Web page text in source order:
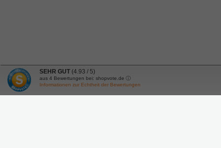
SEHR GUT (4.93 / 5)
aus 4 Bewertungen bei: shopvote.de ⓘ
Informationen zur Echtheit der Bewertungen